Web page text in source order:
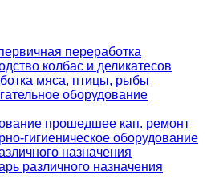
переработка
колбас и деликатесов
мяса, птицы, рыбы
оборудование
прошедшее кап. ремонт
гигиеническое оборудование
назначения
различного назначения